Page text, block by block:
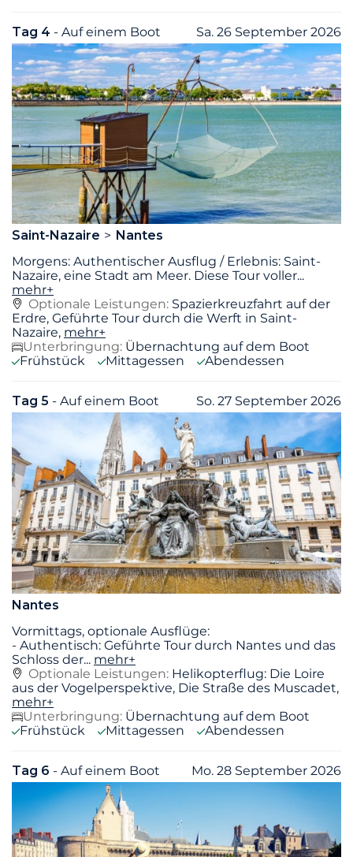
Tag 4 - Auf einem Boot Sa. 26 September 2026
Saint-Nazaire
Nantes
Morgens: Authentischer Ausflug / Erlebnis: Saint-
Nazaire, eine Stadt am Meer. Diese Tour voller...
mehr+
Optionale Leistungen: Spazierkreuzfahrt auf der
Erdre, Geführte Tour durch die Werft in Saint-
Nazaire, mehr+
Unterbringung: Übernachtung auf dem Boot
Frühstück
Mittagessen Abendessen
Tag 5 - Auf einem Boot So. 27 September 2026
Nantes
Vormittags, optionale Ausflüge:
- Authentisch: Geführte Tour durch Nantes und das
Schloss der... mehr+
Optionale Leistungen: Helikopterflug: Die Loire
aus der Vogelperspektive, Die Straße des Muscadet,
mehr+
Unterbringung: Übernachtung auf dem Boot
Frühstück
Mittagessen Abendessen
Tag 6 - Auf einem Boot Mo. 28 September 2026